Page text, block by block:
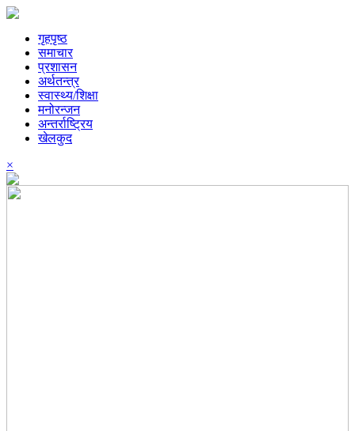
गृहपृष्ठ
समाचार
प्रशासन
अर्थतन्त्र
स्वास्थ्य/शिक्षा
मनोरन्जन
अन्तर्राष्ट्रिय
खेलकुद
×